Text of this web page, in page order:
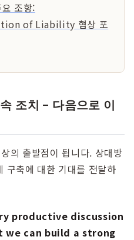
조항:
of Liability 협상 포
조치 – 다음으로 이
의 출발점이 됩니다. 상대방
구축에 대한 기대를 전달하
productive discussion
can build a strong